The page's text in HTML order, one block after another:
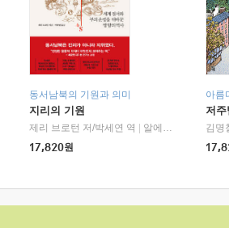
동서남북의 기원과 의미
지리의 기원
제리 브로턴 저/박세연 역
알에이치코리아(RHK)
17,820원
아름
저
김명